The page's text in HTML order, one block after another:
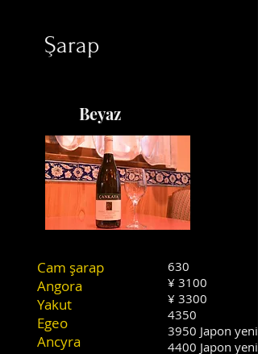
Şarap
Beyaz
Cam şarap
Angora
Yakut
Egeo
Ancyra
630
¥ 3100
¥ 3300
4350
3950 Japon yeni
4400 Japon yeni